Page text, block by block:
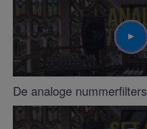
Play
De analoge nummerfilters